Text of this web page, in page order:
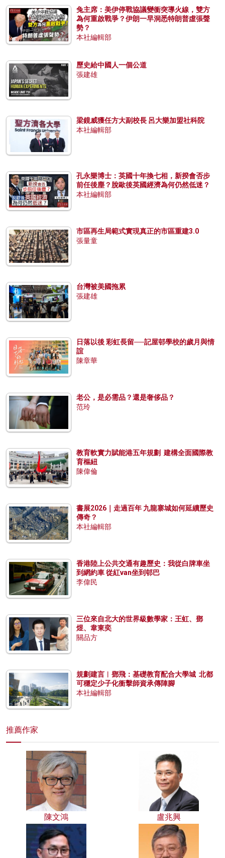
兔主席：美伊停戰協議變衝突導火線，雙方
為何重啟戰爭？伊朗一早洞悉特朗普虛張聲
勢？
本社編輯部
歷史給中國人一個公道
張建雄
梁鏡威獲任方大副校長 呂大樂加盟社科院
本社編輯部
孔永樂博士：英國十年換七相，新揆會否步
前任後塵？脫歐後英國經濟為何仍然低迷？
本社編輯部
市區再生局範式實現真正的市區重建3.0
張量童
台灣被美國拖累
張建雄
日落以後 彩虹長留──記屋邨學校的歲月與情
誼
陳章華
老公，是必需品？還是奢侈品？
范玲
教育軟實力賦能港五年規劃 建構全面國際教
育樞紐
陳偉倫
書展2026｜走過百年 九龍寨城如何延續歷史
傳奇？
本社編輯部
香港陸上公共交通有趣歷史：我從白牌車坐
到網約車 從紅van坐到邨巴
李偉民
三位來自北大的世界級數學家：王虹、鄧
煜、韋東奕
關品方
規劃建言︱鄧飛：基礎教育配合大學城 北都
可穩定少子化衝擊師資承傳陣腳
本社編輯部
推薦作家
陳文鴻 盧兆興